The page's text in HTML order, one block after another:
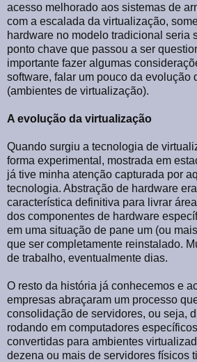
acesso melhorado aos sistemas de
com a escalada da virtualização,
hardware no modelo tradicional seria
ponto chave que passou a ser
importante fazer algumas
software, falar um pouco da evolução
(ambientes de virtualização).
A evolução da virtualização
Quando surgiu a tecnologia de
forma experimental, mostrada em
já tive minha atenção capturada por
tecnologia. Abstração de hardware
característica definitiva para livrar
dos componentes de hardware
em uma situação de pane um (ou
que ser completamente reinstalado.
de trabalho, eventualmente dias.
O resto da história já conhecemos e
empresas abraçaram um processo
consolidação de servidores, ou seja,
rodando em computadores
convertidas para ambientes
dezena ou mais de servidores físicos